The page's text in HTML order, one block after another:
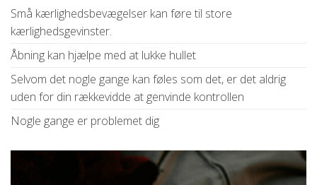
Små kærlighedsbevægelser kan føre til store
kærlighedsgevinster.
Åbning kan hjælpe med at lukke hullet
Selvom det nogle gange kan føles som det, er det aldrig
uden for din rækkevidde at genvinde kontrollen
Nogle gange er problemet dig